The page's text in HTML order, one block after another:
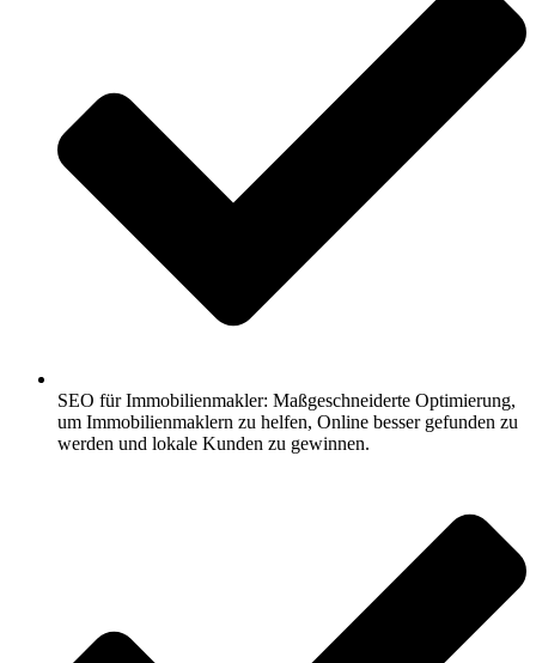
SEO für Immobilienmakler: Maßgeschneiderte Optimierung,
um Immobilienmaklern zu helfen, Online besser gefunden zu
werden und lokale Kunden zu gewinnen.